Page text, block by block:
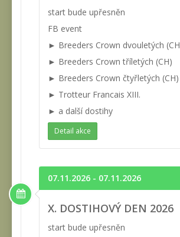
start bude upřesněn
FB event
► Breeders Crown dvouletých
► Breeders Crown tříletých (CH)
► Breeders Crown čtyřletých (CH)
► Trotteur Francais XIII.
► a další dostihy
Detail akce
07.11.2026 - 07.11.2026
X. DOSTIHOVÝ DEN 2026
start bude upřesněn